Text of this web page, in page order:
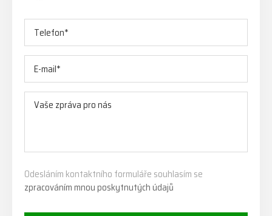
Odesláním kontaktního formuláře souhlasím se
zpracováním mnou poskytnutých údajů